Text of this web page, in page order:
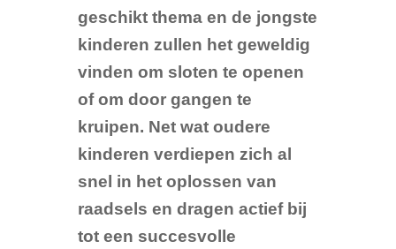
geschikt thema en de jongste
kinderen zullen het geweldig
vinden om sloten te openen
of om door gangen te
kruipen. Net wat oudere
kinderen verdiepen zich al
snel in het oplossen van
raadsels en dragen actief bij
tot een succesvolle